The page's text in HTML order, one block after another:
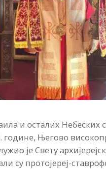
и осталих Небеских
Његово
је Свету
су протојереј-